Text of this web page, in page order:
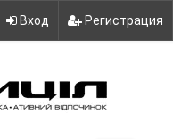
Вход Регистрация